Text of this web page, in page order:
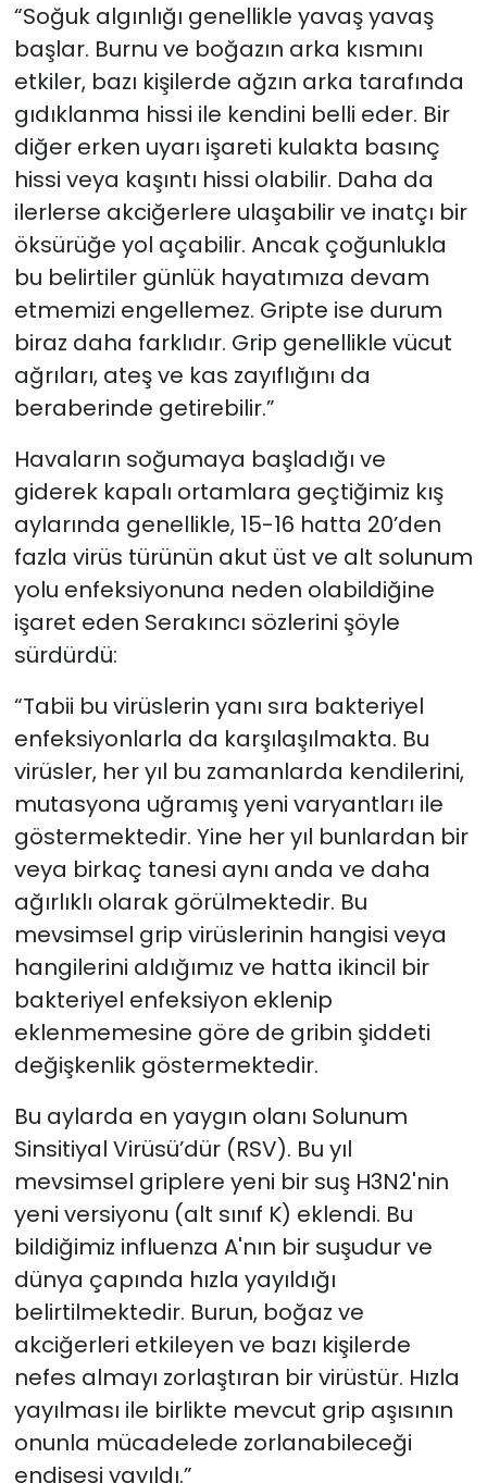
“Soğuk algınlığı genellikle yavaş yavaş
başlar. Burnu ve boğazın arka kısmını
etkiler, bazı kişilerde ağzın arka tarafında
gıdıklanma hissi ile kendini belli eder. Bir
diğer erken uyarı işareti kulakta basınç
hissi veya kaşıntı hissi olabilir. Daha da
ilerlerse akciğerlere ulaşabilir ve inatçı bir
öksürüğe yol açabilir. Ancak çoğunlukla
bu belirtiler günlük hayatımıza devam
etmemizi engellemez. Gripte ise durum
biraz daha farklıdır. Grip genellikle vücut
ağrıları, ateş ve kas zayıflığını da
beraberinde getirebilir.”
Havaların soğumaya başladığı ve
giderek kapalı ortamlara geçtiğimiz kış
aylarında genellikle, 15-16 hatta 20’den
fazla virüs türünün akut üst ve alt solunum
yolu enfeksiyonuna neden olabildiğine
işaret eden Serakıncı sözlerini şöyle
sürdürdü:
“Tabii bu virüslerin yanı sıra bakteriyel
enfeksiyonlarla da karşılaşılmakta. Bu
virüsler, her yıl bu zamanlarda kendilerini,
mutasyona uğramış yeni varyantları ile
göstermektedir. Yine her yıl bunlardan bir
veya birkaç tanesi aynı anda ve daha
ağırlıklı olarak görülmektedir. Bu
mevsimsel grip virüslerinin hangisi veya
hangilerini aldığımız ve hatta ikincil bir
bakteriyel enfeksiyon eklenip
eklenmemesine göre de gribin şiddeti
değişkenlik göstermektedir.
Bu aylarda en yaygın olanı Solunum
Sinsitiyal Virüsü’dür (RSV). Bu yıl
mevsimsel griplere yeni bir suş H3N2'nin
yeni versiyonu (alt sınıf K) eklendi. Bu
bildiğimiz influenza A'nın bir suşudur ve
dünya çapında hızla yayıldığı
belirtilmektedir. Burun, boğaz ve
akciğerleri etkileyen ve bazı kişilerde
nefes almayı zorlaştıran bir virüstür. Hızla
yayılması ile birlikte mevcut grip aşısının
onunla mücadelede zorlanabileceği
endişesi yayıldı.”